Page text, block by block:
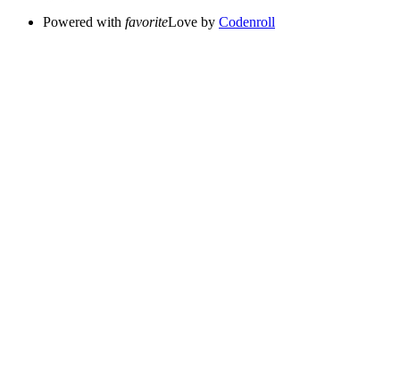
Powered with favoriteLove by Codenroll